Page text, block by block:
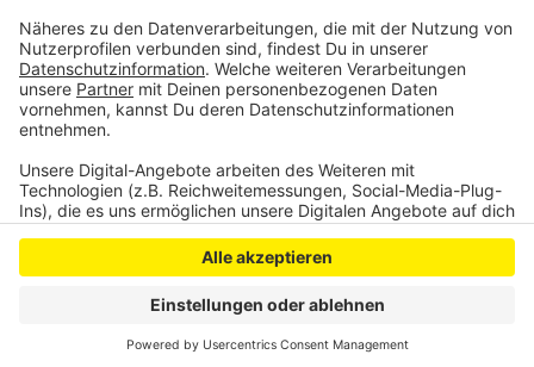
Anzeige
Anzeige